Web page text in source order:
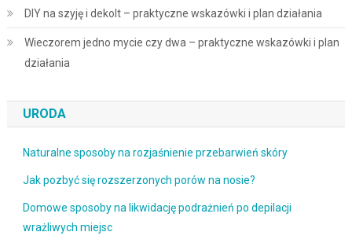
DIY na szyję i dekolt – praktyczne wskazówki i plan działania
Wieczorem jedno mycie czy dwa – praktyczne wskazówki i plan
działania
URODA
Naturalne sposoby na rozjaśnienie przebarwień skóry
Jak pozbyć się rozszerzonych porów na nosie?
Domowe sposoby na likwidację podrażnień po depilacji
wrażliwych miejsc